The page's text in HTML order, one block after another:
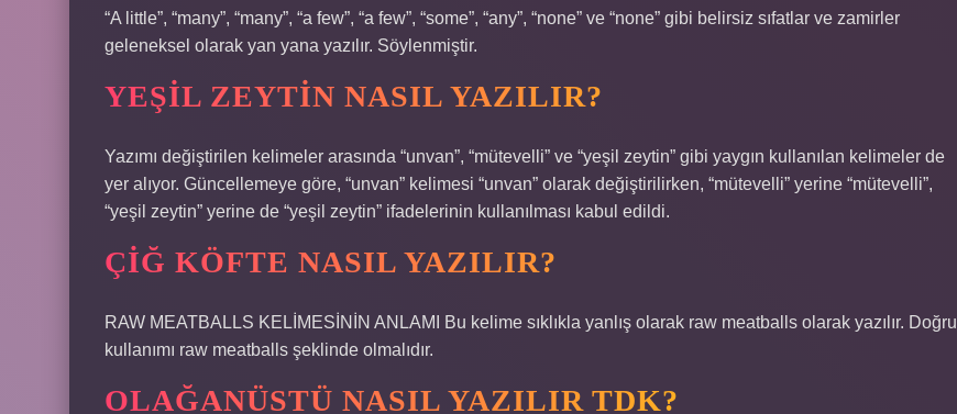
“A little”, “many”, “many”, “a few”, “a few”, “some”, “any”, “none” ve “none” gibi belirsiz sıfatlar ve zamirler
geleneksel olarak yan yana yazılır. Söylenmiştir.
YEŞIL ZEYTIN NASIL YAZILIR?
Yazımı değiştirilen kelimeler arasında “unvan”, “mütevelli” ve “yeşil zeytin” gibi yaygın kullanılan kelimeler de
yer alıyor. Güncellemeye göre, “unvan” kelimesi “unvan” olarak değiştirilirken, “mütevelli” yerine “mütevelli”,
“yeşil zeytin” yerine de “yeşil zeytin” ifadelerinin kullanılması kabul edildi.
ÇIĞ KÖFTE NASIL YAZILIR?
RAW MEATBALLS KELİMESİNİN ANLAMI Bu kelime sıklıkla yanlış olarak raw meatballs olarak yazılır. Doğru
kullanımı raw meatballs şeklinde olmalıdır.
OLAĞANÜSTÜ NASIL YAZILIR TDK?